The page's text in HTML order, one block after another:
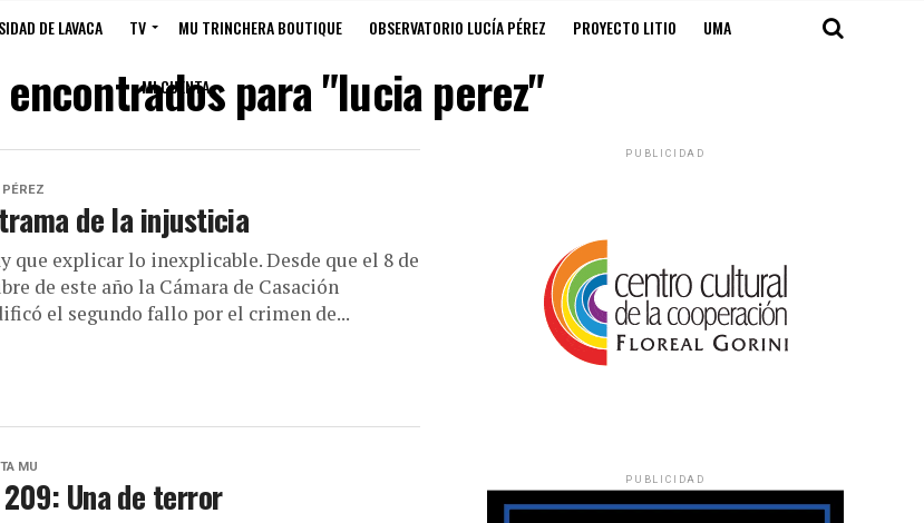
DE LAVACA TV MU TRINCHERA BOUTIQUE OBSERVATORIO LUCÍA PÉREZ PROYECTO LITIO UMA
MI CUENTA para "lucia perez"
PÉREZ
de la injusticia
que explicar lo inexplicable. Desde que el 8 de
de este año la Cámara de Casación
el segundo fallo por el crimen de...
MU
209: Una de terror
PUBLICIDAD
PUBLICIDAD